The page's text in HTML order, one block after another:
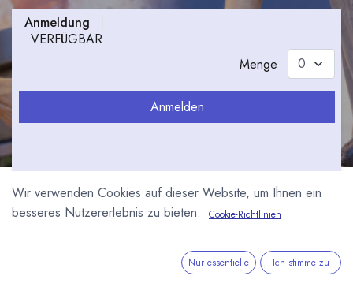
Anmeldung
VERFÜGBAR
Menge
Anmelden
Die südback in Stuttgart
Wir verwenden Cookies auf dieser Website, um Ihnen ein
besseres Nutzererlebnis zu bieten.
Cookie-Richtlinien
Nur essentielle Ich stimme zu